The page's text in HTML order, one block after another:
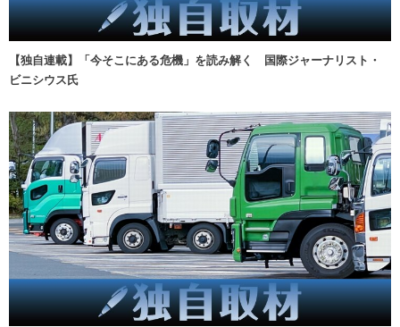
【独自連載】「今そこにある危機」を読み解く 国際ジャーナリスト・
ビニシウス氏